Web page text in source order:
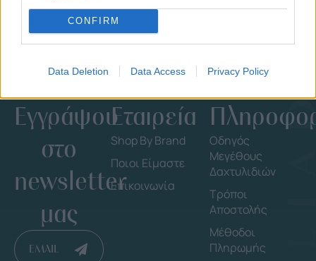
CONFIRM
Data Deletion Data Access Privacy Policy
Εγγράψου
στο
newsletter
μας
EMAIL
Εταιρεία
Shop By Brand
Ποιοι Είμαστε
Επικοινωνία
Οδηγός
Μεγέθους
Δαχτυλιδιών
Τρόποι
Αποστολής
Μέθοδοι
Πληρωμής